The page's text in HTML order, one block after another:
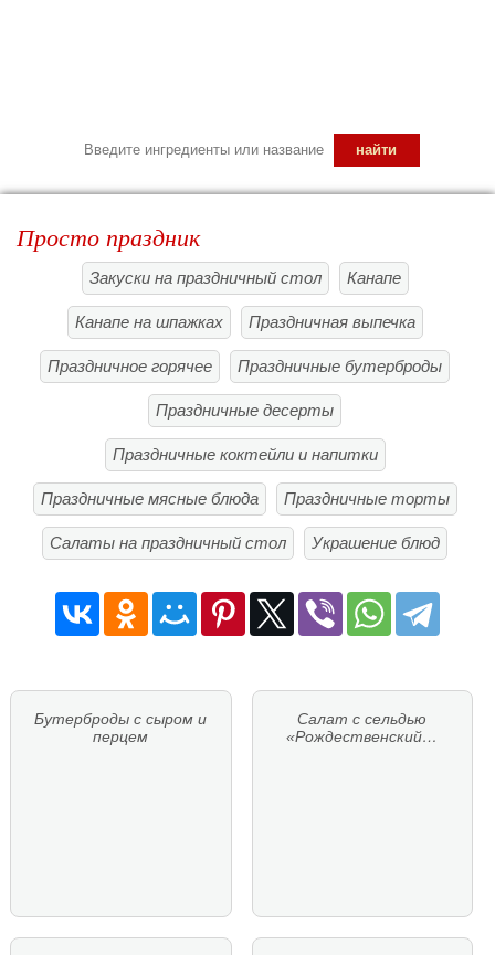
Просто праздник
Закуски на праздничный стол Канапе
Канапе на шпажках Праздничная выпечка
Праздничное горячее Праздничные бутерброды
Праздничные десерты
Праздничные коктейли и напитки
Праздничные мясные блюда Праздничные торты
Салаты на праздничный стол Украшение блюд
Бутерброды с сыром и
перцем
Салат с сельдью
«Рождественский…